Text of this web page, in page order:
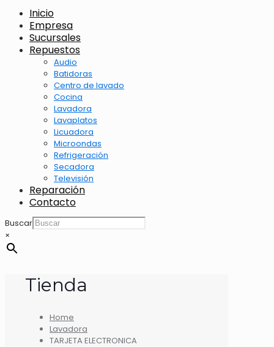
Inicio
Empresa
Sucursales
Repuestos
Audio
Batidoras
Centro de lavado
Cocina
Lavadora
Lavaplatos
Licuadora
Microondas
Refrigeración
Secadora
Televisión
Reparación
Contacto
Buscar
×
Tienda
Home
Lavadora
TARJETA ELECTRONICA